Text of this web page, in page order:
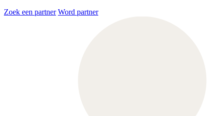
Zoek een partner Word partner